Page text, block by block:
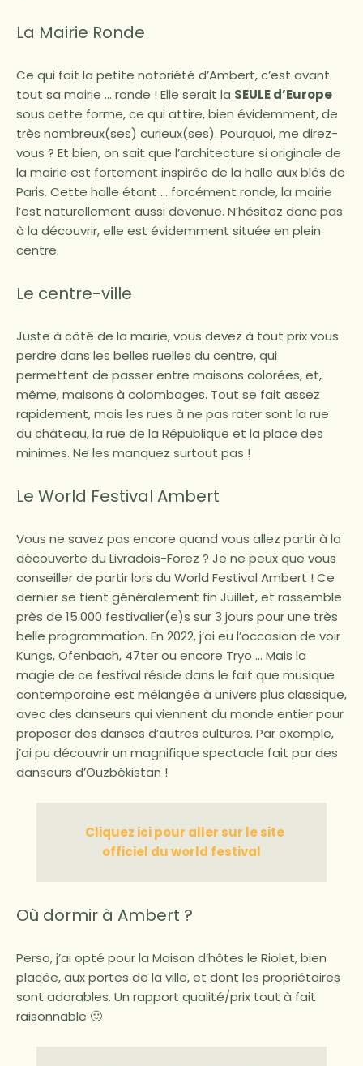
La Mairie Ronde
Ce qui fait la petite notoriété d’Ambert, c’est avant
tout sa mairie … ronde ! Elle serait la SEULE d’Europe
sous cette forme, ce qui attire, bien évidemment, de
très nombreux(ses) curieux(ses). Pourquoi, me direz-
vous ? Et bien, on sait que l’architecture si originale de
la mairie est fortement inspirée de la halle aux blés de
Paris. Cette halle étant … forcément ronde, la mairie
l’est naturellement aussi devenue. N’hésitez donc pas
à la découvrir, elle est évidemment située en plein
centre.
Le centre-ville
Juste à côté de la mairie, vous devez à tout prix vous
perdre dans les belles ruelles du centre, qui
permettent de passer entre maisons colorées, et,
même, maisons à colombages. Tout se fait assez
rapidement, mais les rues à ne pas rater sont la rue
du château, la rue de la République et la place des
minimes. Ne les manquez surtout pas !
Le World Festival Ambert
Vous ne savez pas encore quand vous allez partir à la
découverte du Livradois-Forez ? Je ne peux que vous
conseiller de partir lors du World Festival Ambert ! Ce
dernier se tient généralement fin Juillet, et rassemble
près de 15.000 festivalier(e)s sur 3 jours pour une très
belle programmation. En 2022, j’ai eu l’occasion de voir
Kungs, Ofenbach, 47ter ou encore Tryo … Mais la
magie de ce festival réside dans le fait que musique
contemporaine est mélangée à univers plus classique,
avec des danseurs qui viennent du monde entier pour
proposer des danses d’autres cultures. Par exemple,
j’ai pu découvrir un magnifique spectacle fait par des
danseurs d’Ouzbékistan !
Cliquez ici pour aller sur le site
officiel du world festival
Où dormir à Ambert ?
Perso, j’ai opté pour la Maison d’hôtes le Riolet, bien
placée, aux portes de la ville, et dont les propriétaires
sont adorables. Un rapport qualité/prix tout à fait
raisonnable 🙂